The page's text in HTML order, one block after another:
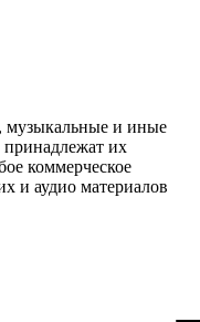
музыкальные и иные
принадлежат их
коммерческое
и аудио материалов